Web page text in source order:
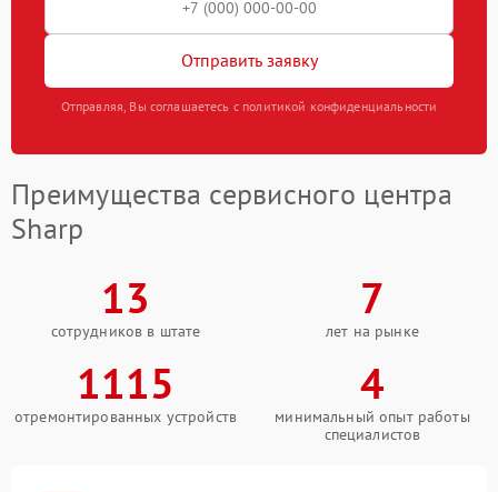
Отправить заявку
Отправляя, Вы соглашаетесь с политикой конфиденциальности
Преимущества сервисного центра
Sharp
13
сотрудников в штате
7
лет на рынке
1115
отремонтированных устройств
4
минимальный опыт работы
специалистов